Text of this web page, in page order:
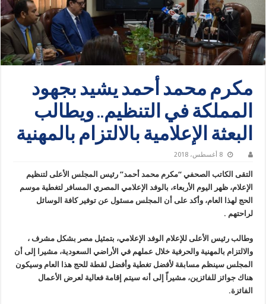
مكرم محمد أحمد يشيد بجهود
المملكة في التنظيم.. ويطالب
البعثة الإعلامية بالالتزام بالمهنية
8 أغسطس، 2018
التقى الكاتب الصحفي “مكرم محمد أحمد” رئيس المجلس الأعلى لتنظيم
الإعلام، ظهر اليوم الأربعاء، بالوفد الإعلامي المصري المسافر لتغطية موسم
الحج لهذا العام، وأكد على أن المجلس مسئول عن توفير كافة الوسائل
لراحتهم .
وطالب رئيس الأعلى للإعلام الوفد الإعلامي، بتمثيل مصر بشكل مشرف ،
والالتزام بالمهنية والحرفية خلال عملهم في الأراضي السعودية، مشيرا إلى أن
المجلس سينظم مسابقة لأفضل تغطية وأفضل لقطة للحج هذا العام وسيكون
هناك جوائز للفائزين، مشيراّ إلى أنه سيتم إقامة فعالية لعرض الأعمال
الفائزة.